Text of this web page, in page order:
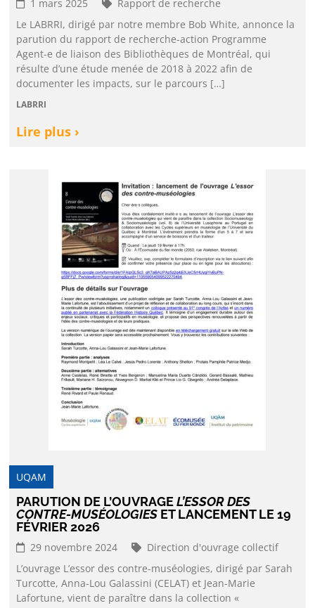
1 mars 2025
Rapport de recherche
Le LABRRI, dirigé par notre membre Bob White, annonce la
parution du rapport de recherche-action Programme
Agent-e de liaison des Bibliothèques de Montréal, qui
résulte d’une étude menée de 2018 à 2022 afin de
documenter les impacts, sur le parcours […]
LABRRI
Lire plus ›
UQAM
PARUTION DE L’OUVRAGEL’ESSOR DES
CONTRE-MUSÉOLOGIES ET LANCEMENT LE 19
FÉVRIER 2026
29 novembre 2024
Direction d'ouvrage collectif
L’ouvrage L’essor des contre-muséologies, dirigé par Sarah
Turcotte, Anna-Lou Galassini (CELAT) et Jean-Marie
Lafortune, vient de paraître dans la collection «